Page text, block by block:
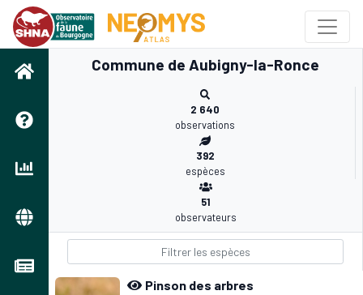
Commune de Aubigny-la-Ronce
2 640
observations
392
espèces
51
observateurs
Pinson des arbres